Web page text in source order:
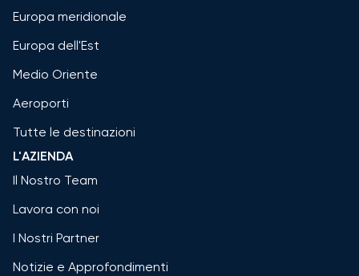
Europa meridionale
Europa dell'Est
Medio Oriente
Aeroporti
Tutte le destinazioni
L'AZIENDA
Il Nostro Team
Lavora con noi
I Nostri Partner
Notizie e Approfondimenti